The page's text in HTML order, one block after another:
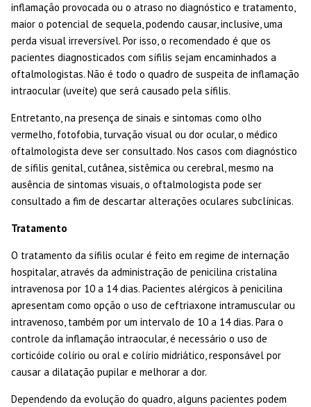
inflamação provocada ou o atraso no diagnóstico e tratamento,
maior o potencial de sequela, podendo causar, inclusive, uma
perda visual irreversível. Por isso, o recomendado é que os
pacientes diagnosticados com sífilis sejam encaminhados a
oftalmologistas. Não é todo o quadro de suspeita de inflamação
intraocular (uveíte) que será causado pela sífilis.
Entretanto, na presença de sinais e sintomas como olho
vermelho, fotofobia, turvação visual ou dor ocular, o médico
oftalmologista deve ser consultado. Nos casos com diagnóstico
de sífilis genital, cutânea, sistêmica ou cerebral, mesmo na
ausência de sintomas visuais, o oftalmologista pode ser
consultado a fim de descartar alterações oculares subclínicas.
Tratamento
O tratamento da sífilis ocular é feito em regime de internação
hospitalar, através da administração de penicilina cristalina
intravenosa por 10 a 14 dias. Pacientes alérgicos à penicilina
apresentam como opção o uso de ceftriaxone intramuscular ou
intravenoso, também por um intervalo de 10 a 14 dias. Para o
controle da inflamação intraocular, é necessário o uso de
corticóide colírio ou oral e colírio midriático, responsável por
causar a dilatação pupilar e melhorar a dor.
Dependendo da evolução do quadro, alguns pacientes podem